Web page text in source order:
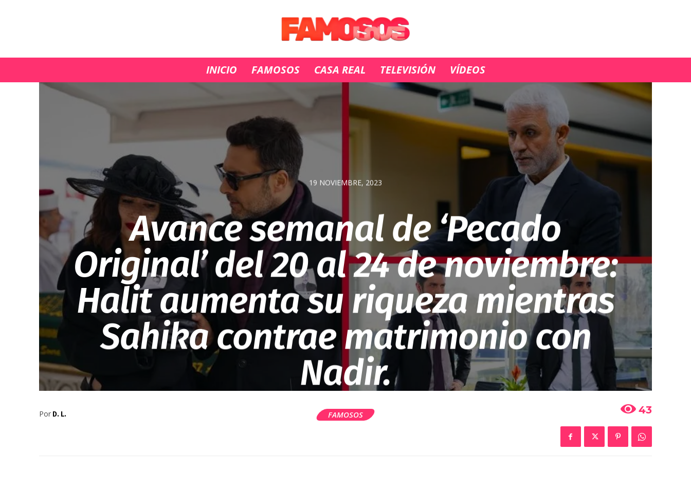
INICIO FAMOSOS CASA REAL TELEVISIÓN VÍDEOS
19 NOVIEMBRE, 2023
Avance semanal de ‘Pecado
Original’ del 20 al 24 de noviembre:
Halit aumenta su riqueza mientras
Sahika contrae matrimonio con
Nadir.
Por D. L. FAMOSOS 43